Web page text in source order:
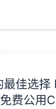
最佳选
费公用